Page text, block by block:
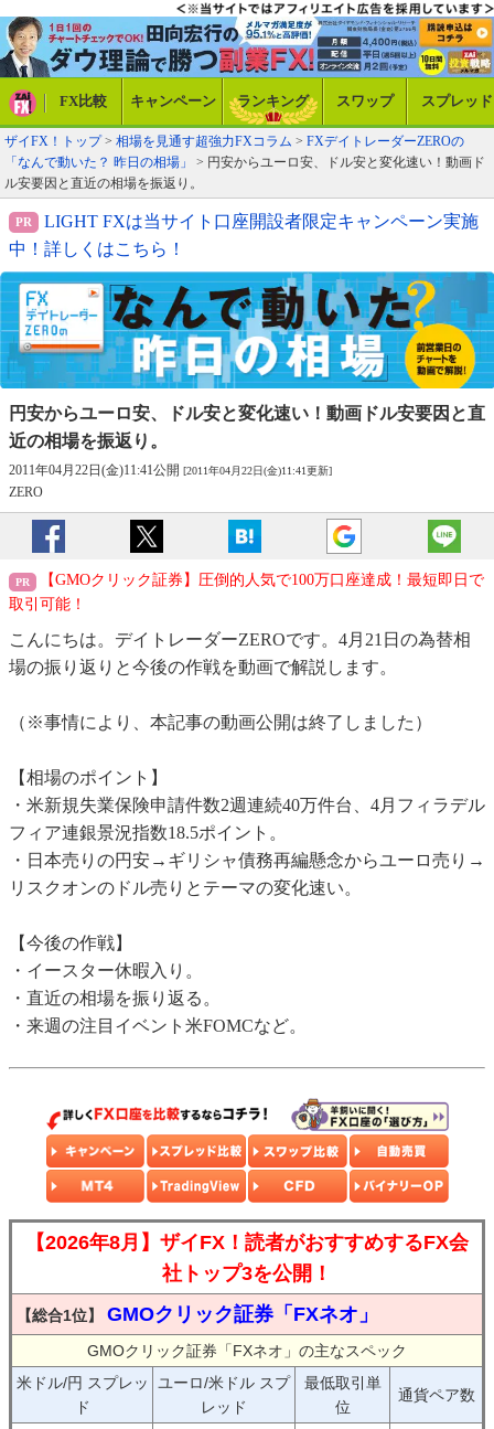
FX比較 キャンペーン ランキング スワップ スプレッド
ザイFX！トップ> 相場を見通す超強力FXコラム > FXデイトレーダーZEROの
「なんで動いた？ 昨日の相場」
> 円安からユーロ安、ドル安と変化速い！動画ド
ル安要因と直近の相場を振返り。
LIGHT FXは当サイト口座開設者限定キャンペーン実施
中！詳しくはこちら！
円安からユーロ安、ドル安と変化速い！ 動画ドル安要因と直
近の相場を振返り。
2011年04月22日(金)11:41公開 [2011年04月22日(金)11:41更新]
ZERO
【GMOクリック証券】圧倒的人気で100万口座達成！最短即日で
取引可能！
こんにちは。デイトレーダーZEROです。4月21日の為替相
場の振り返りと今後の作戦を動画で解説します。
（※事情により、本記事の動画公開は終了しました）
【相場のポイント】
・米新規失業保険申請件数2週連続40万件台、4月フィラデル
フィア連銀景況指数18.5ポイント。
・日本売りの円安→ギリシャ債務再編懸念からユーロ売り→
リスクオンのドル売りとテーマの変化速い。
【今後の作戦】
・イースター休暇入り。
・直近の相場を振り返る。
・来週の注目イベント米FOMCなど。
【2026年8月】ザイFX！読者がおすすめするFX会
社トップ3を公開！
【総合1位】 GMOクリック証券「FXネオ」
GMOクリック証券「FXネオ」の主なスペック
米ドル/円 スプレッ
ド
ユーロ/米ドル スプ
レッド
最低取引単
位
通貨ペア数